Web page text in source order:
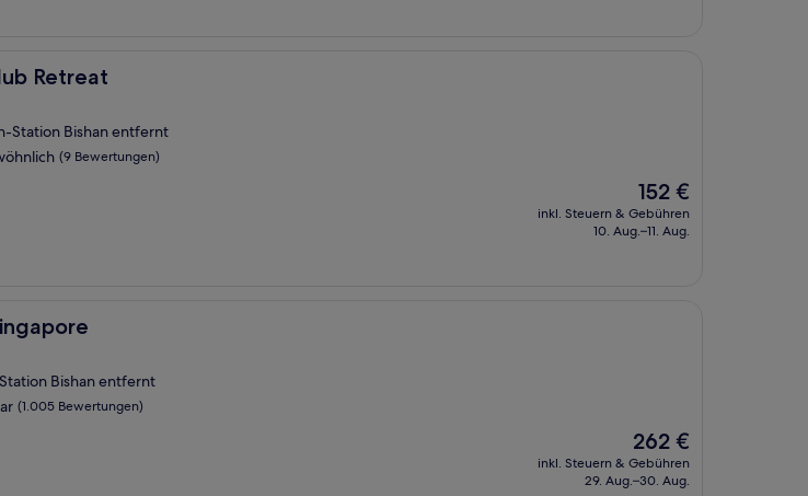
Retreat
Station Bishan entfernt
(9 Bewertungen)
Der
Preis
beträgt
152 €
inkl. Steuern & Gebühren
10. Aug.–11. Aug.
Bishan entfernt
(1.005 Bewertungen)
Der
Preis
beträgt
262 €
inkl. Steuern & Gebühren
29. Aug.–30. Aug.